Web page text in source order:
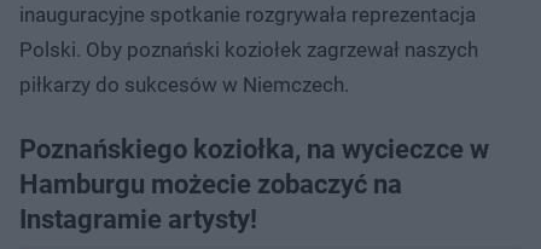
inauguracyjne spotkanie rozgrywała reprezentacja
Polski. Oby poznański koziołek zagrzewał naszych
piłkarzy do sukcesów w Niemczech.
Poznańskiego koziołka, na wycieczce w
Hamburgu możecie zobaczyć na
Instagramie artysty!